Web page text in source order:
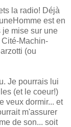
la radio! Déjà
est en
je mise sur une
Machin-
(ou
Je pourrais lui
(et le coeur!)
veux dormir... et
m'assurer
de son... soit